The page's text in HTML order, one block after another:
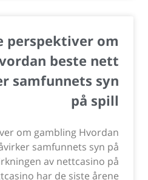
perspektiver om
beste nett
samfunnets syn
på spill
om gambling Hvordan
samfunnets syn på
av nettcasino på
har de siste årene